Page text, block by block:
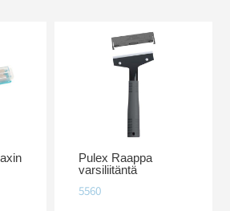
Pulex Raappa
varsiliitäntä
5560